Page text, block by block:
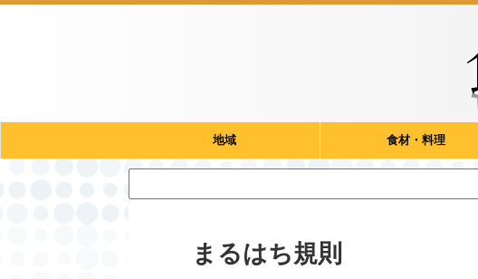
地域 食材・料理
まるはち規則